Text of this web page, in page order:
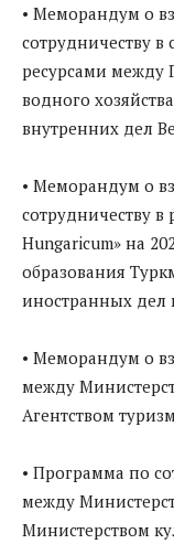
• Меморандум о
сотрудничеству
ресурсами между
водного
внутренних дел
• Меморандум о
сотрудничеству
Hungaricum» на
образования
иностранных дел
• Меморандум о
между
Агентством
• Программа по
между
Министерством